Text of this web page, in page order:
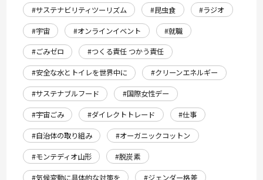
#サステナビリティツーリズム
#昆虫食
#ラジオ
#宇宙
#オンラインイベント
#就職
#ごみゼロ
#つくる責任 つかう責任
#安全な水とトイレを世界中に
#クリーンエネルギー
#サステナブルフード
#国際女性デー
#宇宙ごみ
#ダイレクトトレード
#仕事
#自治体の取り組み
#オーガニックコットン
#モンテディオ山形
#脱炭素
#気候変動に具体的な対策を
#ジェンダー格差